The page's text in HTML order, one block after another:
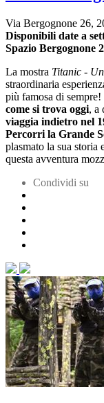
Via Bergognone 26,
Disponibili date a
Spazio Bergognone
La mostra Titanic -
straordinaria
più famosa di sempre!
come si trova oggi, a
viaggia indietro nel
Percorri la Grande
plasmato la sua storia
questa avventura
Condividi su